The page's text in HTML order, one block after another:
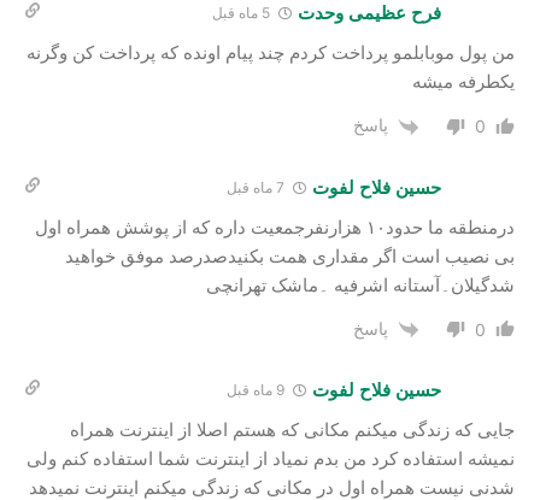
فرح عظیمی وحدت
من پول موبابلمو پرداخت کردم چند پیام اونده که پرداخت کن وگرنه
یکطرفه میشه
0 پاسخ
حسین فلاح لفوت
درمنطقه ما حدود۱۰ هزارنفرجمعیت داره که از پوشش همراه اول
بی نصیب است اگر مقداری همت بکنیدصدرصد موفق خواهید
شدگیلان۔آستانه اشرفیه ۔ماشک تهرانچی
0 پاسخ
حسین فلاح لفوت
جایی که زندگی میکنم مکانی که هستم اصلا از اینترنت همراه
نمیشه استفاده کرد من بدم نمیاد از اینترنت شما استفاده کنم ولی
شدنی نیست همراه اول در مکانی که زندگی میکنم اینترنت نمیدهد